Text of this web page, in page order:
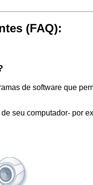
(FAQ):
de software que
seu computador- por